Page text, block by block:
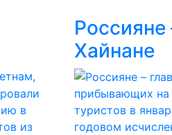
в
из
Россияне
Хайнане
прибывающих на
туристов в
годовом